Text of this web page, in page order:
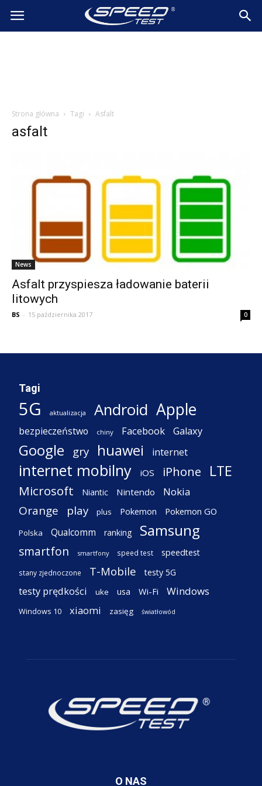
SpeedTest.pl
Strona główna Tagi Asfalt
asfalt
News
Asfalt przyspiesza ładowanie baterii
litowych
BS - 15 października 2017 0
Tagi
5G aktualizacja Android Apple
bezpieczeństwo chiny Facebook Galaxy
Google gry huawei internet
internet mobilny iOS iPhone LTE
Microsoft Niantic Nintendo Nokia
Orange play plus Pokemon Pokemon GO
Polska Qualcomm ranking Samsung
smartfon smartfony speed test speedtest
stany zjednoczone T-Mobile testy 5G
testy prędkości uke usa Wi-Fi Windows
Windows 10 xiaomi zasięg światłowód
O NAS